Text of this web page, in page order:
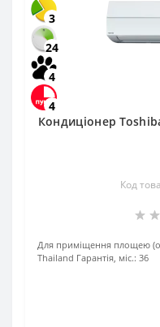
3
24
4
4
Кондиціонер
Код
Для приміщення площею
Thailand Гарантія, міс.: 36